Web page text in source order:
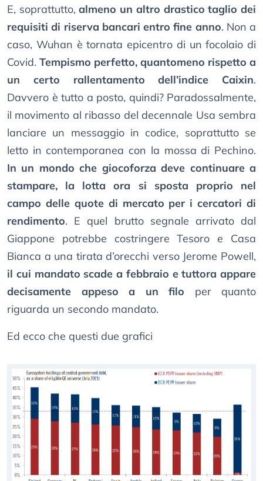
E, soprattutto,almeno un altro drastico taglio dei
requisiti di riserva bancari entro fine anno. Non a
caso, Wuhan è tornata epicentro di un focolaio di
Covid. Tempismo perfetto, quantomeno rispetto a
un certo rallentamento dell’indice Caixin.
Davvero è tutto a posto, quindi? Paradossalmente,
il movimento al ribasso del decennale Usa sembra
lanciare un messaggio in codice, soprattutto se
letto in contemporanea con la mossa di Pechino.
In un mondo che giocoforza deve continuare a
stampare, la lotta ora si sposta proprio nel
campo delle quote di mercato per i cercatori di
rendimento. E quel brutto segnale arrivato dal
Giappone potrebbe costringere Tesoro e Casa
Bianca a una tirata d’orecchi verso Jerome Powell,
il cui mandato scade a febbraio e tuttora appare
decisamente appeso a un filo per quanto
riguarda un secondo mandato.
Ed ecco che questi due grafici